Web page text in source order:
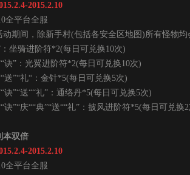
2015.2.10
全平台全服
动期间，除新手村(包括各安全区地图)所有怪物
坐骑进阶符*2(每日可兑换10次)
”：光翼进阶符*2(每日可兑换10次)
”“礼“：金针*5(每日可兑换5次)
”“送““礼”：通络丹*5(每日可兑换5次)
”“庆““典”“送““礼”：披风进阶符*5(每日可兑换
本双倍
2015.2.10
全平台全服